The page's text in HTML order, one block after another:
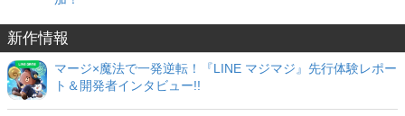
新作情報
マージ×魔法で一発逆転！『LINE マジマジ』先行体験レポー
ト＆開発者インタビュー!!